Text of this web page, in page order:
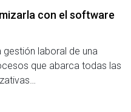
con el software
laboral de una
que abarca todas las